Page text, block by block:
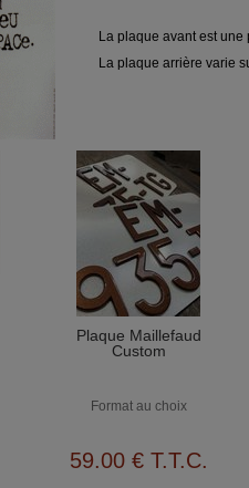
La plaque avant est une
La plaque arrière varie
Plaque Maillefaud
Custom
Format au choix
59.00 € T.T.C.